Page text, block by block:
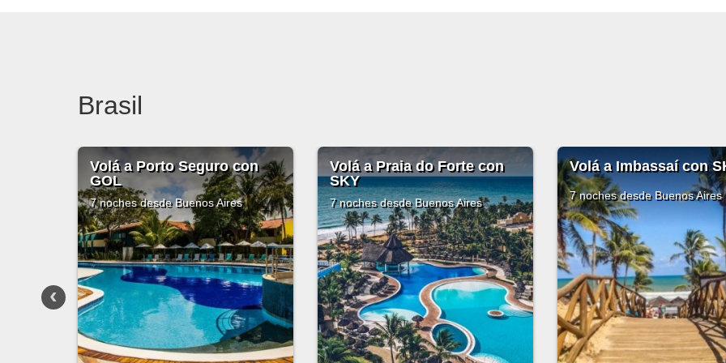
Brasil
Volá a Praia do Forte con
SKY
7 nochesdesde Buenos Aires
Volá a Imbassaí con SKY
7 nochesdesde Buenos Aires
Volá a Praia Do
Guarajuba con GOL
7 nochesdesde Buenos